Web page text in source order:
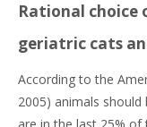
Rational choice
geriatric cats
According to the
2005) animals should